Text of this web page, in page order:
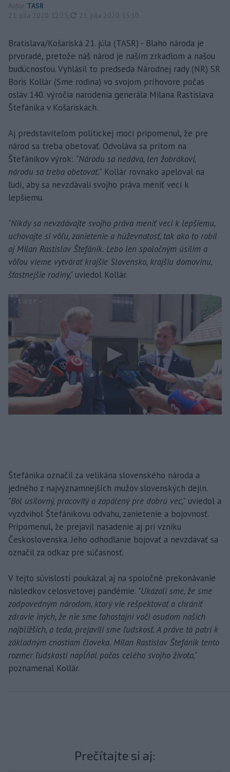
Autor TASR
21. júla 2020 12:25
aktualizované
21. júla 2020 15:10
Bratislava/Košariská 21. júla (TASR) - Blaho národa je
prvoradé, pretože náš národ je naším zrkadlom a našou
budúcnosťou. Vyhlásil to predseda Národnej rady (NR) SR
Boris Kollár (Sme rodina) vo svojom príhovore počas
osláv 140. výročia narodenia generála Milana Rastislava
Štefánika v Košariskách.
Aj predstaviteľom politickej moci pripomenul, že pre
národ sa treba obetovať. Odvoláva sa pritom na
Štefánikov výrok: "Národu sa nedáva, len žobrákovi,
národu sa treba obetovať." Kollár rovnako apeloval na
ľudí, aby sa nevzdávali svojho práva meniť veci k
lepšiemu.
"Nikdy sa nevzdávajte svojho práva meniť veci k lepšiemu,
uchovajte si vôľu, zanietenie a húževnatosť, tak ako to robil
aj Milan Rastislav Štefánik. Lebo len spoločným úsilím a
vôľou vieme vytvárať krajšie Slovensko, krajšiu domovinu,
šťastnejšie rodiny," uviedol Kollár.
Štefánika označil za velikána slovenského národa a
jedného z najvýznamnejších mužov slovenských dejín.
"Bol usilovný, pracovitý a zapálený pre dobrú vec," uviedol a
vyzdvihol Štefánikovu odvahu, zanietenie a bojovnosť.
Pripomenul, že prejavil nasadenie aj pri vzniku
Československa. Jeho odhodlanie bojovať a nevzdávať sa
označil za odkaz pre súčasnosť.
V tejto súvislosti poukázal aj na spoločné prekonávanie
následkov celosvetovej pandémie. "Ukázali sme, že sme
zodpovedným národom, ktorý vie rešpektovať a chrániť
zdravie iných, že nie sme ľahostajní voči osudom našich
najbližších, a teda, prejavili sme ľudskosť. A práve tá patrí k
základným cnostiam človeka. Milan Rastislav Štefánik tento
rozmer ľudskosti napĺňal počas celého svojho života,"
poznamenal Kollár.
Prečítajte si aj: